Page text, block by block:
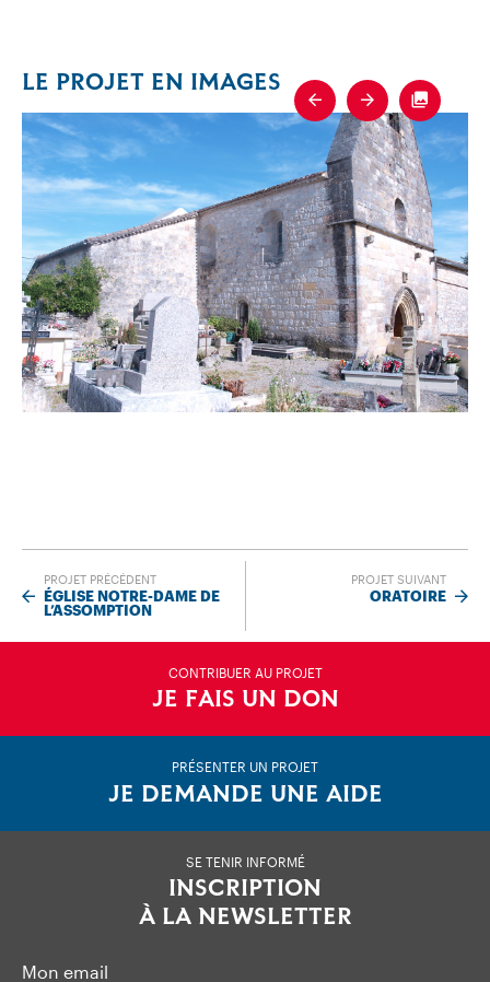
LE PROJET EN IMAGES
Previous
Next
PROJET PRÉCÉDENT
ÉGLISE NOTRE-DAME DE
L’ASSOMPTION
PROJET SUIVANT
ORATOIRE
CONTRIBUER AU PROJET
JE FAIS UN DON
PRÉSENTER UN PROJET
JE DEMANDE UNE AIDE
SE TENIR INFORMÉ
INSCRIPTION
À LA NEWSLETTER
Mon email